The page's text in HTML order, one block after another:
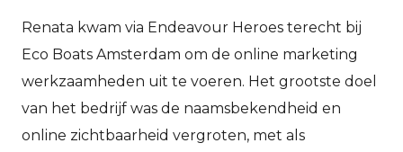
Renata kwam via Endeavour Heroes terecht bij
Eco Boats Amsterdam om de online marketing
werkzaamheden uit te voeren. Het grootste doel
van het bedrijf was de naamsbekendheid en
online zichtbaarheid vergroten, met als